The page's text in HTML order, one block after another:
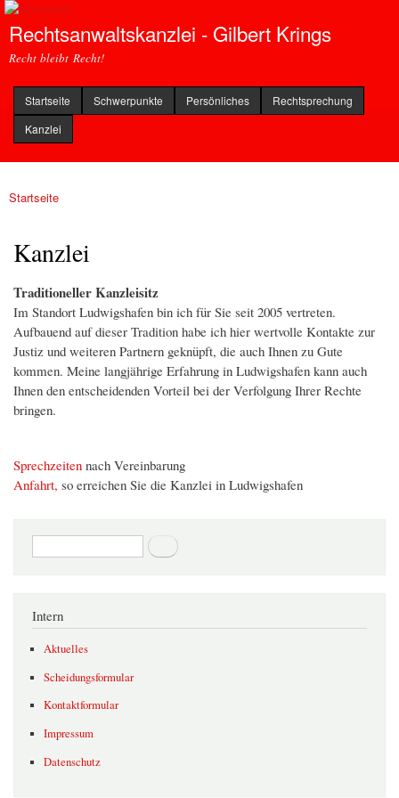
zum
Rechtsanwaltskanzlei - Gilbert Krings
Recht bleibt Recht!
Startseite Schwerpunkte Persönliches
Rechtsprechung
Kanzlei
Sie sind hier
Startseite
Kanzlei
Traditioneller Kanzleisitz
Im Standort Ludwigshafen bin ich für Sie seit 2005 vertreten.
Aufbauend auf dieser Tradition habe ich hier wertvolle Kontakte zur
Justiz und weiteren Partnern geknüpft, die auch Ihnen zu Gute
kommen. Meine langjährige Erfahrung in Ludwigshafen kann auch
Ihnen den entscheidenden Vorteil bei der Verfolgung Ihrer Rechte
bringen.
Sprechzeiten nach Vereinbarung
Anfahrt, so erreichen Sie die Kanzlei in Ludwigshafen
Suchformular
Intern
Aktuelles
Scheidungsformular
Kontaktformular
Impressum
Datenschutz